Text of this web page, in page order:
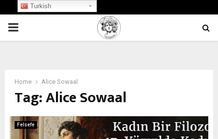
PRIMARY
Home Alice Sowaal
Tag:Alice Sowaal
Felsefe
Turkish